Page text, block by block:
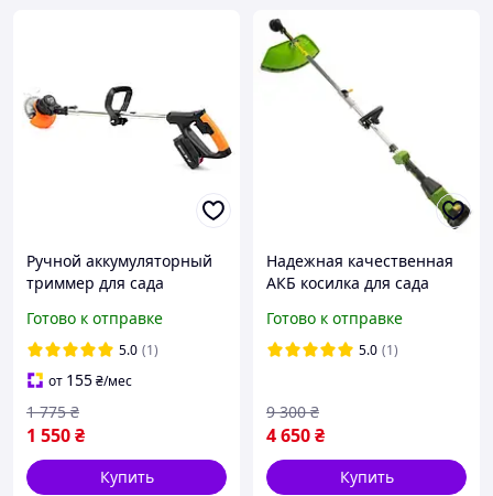
Ручной аккумуляторный
триммер для сада
24V 5AH, Электротриммер
кусторез беспроводной
Готово к отправке
5.0 (1)
от 155₴/мес
1 550₴
1 775 ₴
Купить
Надежная качественная
АКБ косилка для сада
ЗУ), Мощный
аккумуляторный триммер
Готово к отправке
5.0 (1)
4 650₴
9 300 ₴
Купить